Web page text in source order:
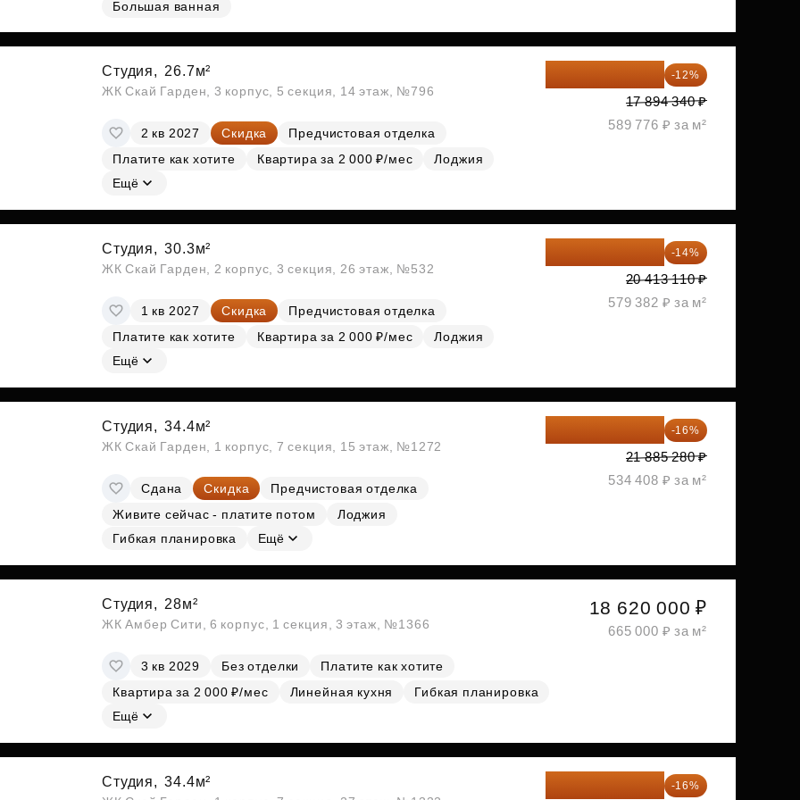
СубсидииБольшая ванная
Студия, 26.7м²
ЖК Скай Гарден, 3 корпус, 5 секция, 14 этаж, №796
2 кв 2027 Скидка
Предчистовая отделка
Платите как хотите
Квартира за 2 000 ₽/мес
Лоджия
Ещё
-12%
17 894 340 ₽
589 776 ₽ за м²
Студия, 30.3м²
ЖК Скай Гарден, 2 корпус, 3 секция, 26 этаж, №532
1 кв 2027 Скидка
Предчистовая отделка
Платите как хотите
Квартира за 2 000 ₽/мес
Лоджия
Ещё
-14%
20 413 110 ₽
579 382 ₽ за м²
Студия, 34.4м²
ЖК Скай Гарден, 1 корпус, 7 секция, 15 этаж, №1272
Сдана Скидка
Предчистовая отделка
Живите сейчас - платите потом
Лоджия
Гибкая планировка
Ещё
-16%
21 885 280 ₽
534 408 ₽ за м²
Студия, 28м²
ЖК Амбер Сити, 6 корпус, 1 секция, 3 этаж, №1366
3 кв 2029 Без отделки
Платите как хотите
Квартира за 2 000 ₽/мес
Линейная кухня
Гибкая планировка
Ещё
18 620 000 ₽
665 000 ₽ за м²
Студия, 34.4м² -16%